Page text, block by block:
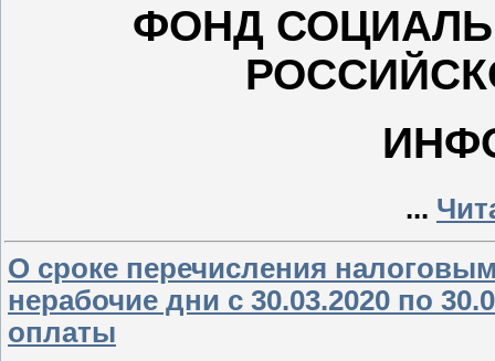
ФОНД
...
О сроке перечисления
нерабочие дни с 30.03.2020 по
оплаты